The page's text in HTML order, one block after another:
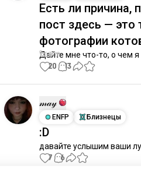
Есть ли
пост здесь — это
фотографии
Дайте мне что-то, о чем я
20 13
𝓂𝒶𝓎
ENFP
Близнецы
:D
давайте услышим ваши
7 6